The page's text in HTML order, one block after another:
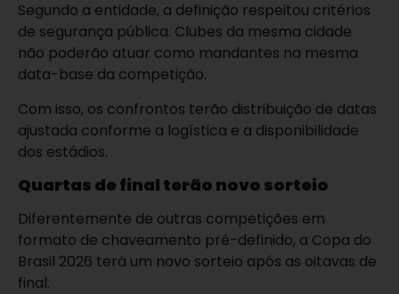
Segundo a entidade, a definição respeitou critérios
de segurança pública. Clubes da mesma cidade
não poderão atuar como mandantes na mesma
data-base da competição.
Com isso, os confrontos terão distribuição de datas
ajustada conforme a logística e a disponibilidade
dos estádios.
Quartas de final terão novo sorteio
Diferentemente de outras competições em
formato de chaveamento pré-definido, a Copa do
Brasil 2026 terá um novo sorteio após as oitavas de
final.